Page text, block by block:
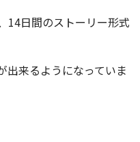
14日間のストーリー形式
出来るようになっていま